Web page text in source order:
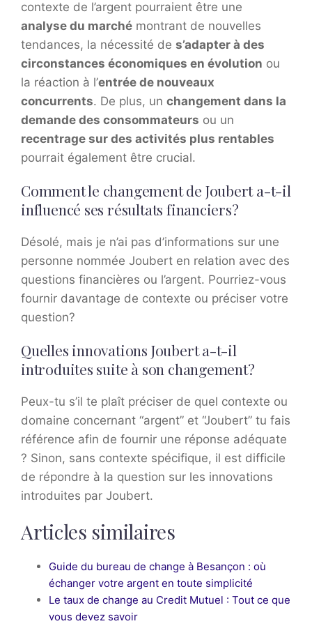
contexte de l’argent pourraient être une
analyse du marché montrant de nouvelles
tendances, la nécessité de s’adapter à des
circonstances économiques en évolution ou
la réaction à l’entrée de nouveaux
concurrents. De plus, un changement dans la
demande des consommateurs ou un
recentrage sur des activités plus rentables
pourrait également être crucial.
Comment le changement de Joubert a-t-il
influencé ses résultats financiers?
Désolé, mais je n’ai pas d’informations sur une
personne nommée Joubert en relation avec des
questions financières ou l’argent. Pourriez-vous
fournir davantage de contexte ou préciser votre
question?
Quelles innovations Joubert a-t-il
introduites suite à son changement?
Peux-tu s’il te plaît préciser de quel contexte ou
domaine concernant “argent” et “Joubert” tu fais
référence afin de fournir une réponse adéquate
? Sinon, sans contexte spécifique, il est difficile
de répondre à la question sur les innovations
introduites par Joubert.
Articles similaires
Guide du bureau de change à Besançon : où
échanger votre argent en toute simplicité
Le taux de change au Credit Mutuel : Tout ce que
vous devez savoir